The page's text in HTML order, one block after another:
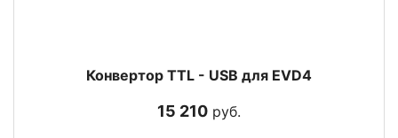
Конвертор TTL - USB для EVD4
15 210 руб.